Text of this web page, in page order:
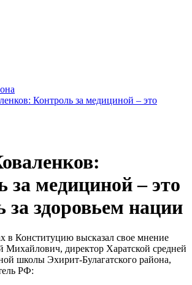
Контроль за медициной – это
за медициной – это
за здоровьем нации
в Конституцию высказал свое мнение
Михайлович, директор Харатской средней
школы Эхирит-Булагатского района,
РФ: